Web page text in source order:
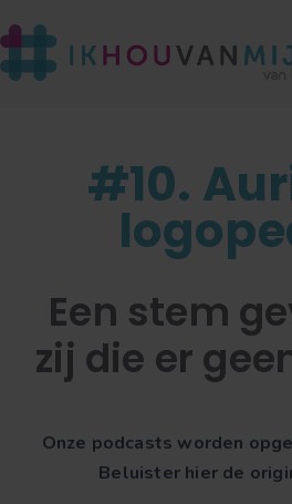
#10.
Een stem
zij die er
Onze podcasts worden
Beluister hier de